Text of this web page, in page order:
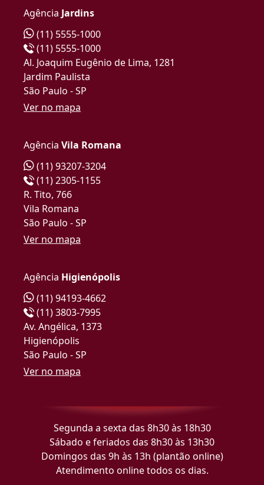
Agência Jardins
(11) 5555-1000
(11) 5555-1000
Al. Joaquim Eugênio de Lima, 1281
Jardim Paulista
São Paulo - SP
Ver no mapa
Agência Vila Romana
(11) 93207-3204
(11) 2305-1155
R. Tito, 766
Vila Romana
São Paulo - SP
Ver no mapa
Agência Higienópolis
(11) 94193-4662
(11) 3803-7995
Av. Angélica, 1373
Higienópolis
São Paulo - SP
Ver no mapa
Segunda a sexta das 8h30 às 18h30
Sábado e feriados das 8h30 às 13h30
Domingos das 9h às 13h (plantão online)
Atendimento online todos os dias.